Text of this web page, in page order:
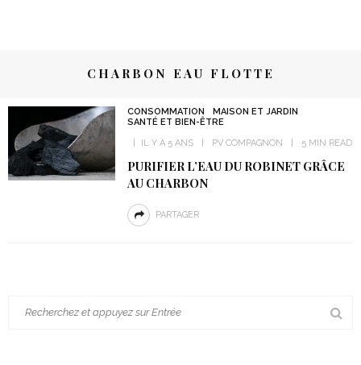
CHARBON EAU FLOTTE
CONSOMMATION
MAISON ET JARDIN
SANTÉ ET BIEN-ÊTRE
IL Y A 5 ANS
PV COMPAGNON 5 MIN READ
PURIFIER L’EAU DU ROBINET GRÂCE
AU CHARBON
PARTAGER